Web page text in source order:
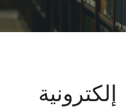
إلكترونية